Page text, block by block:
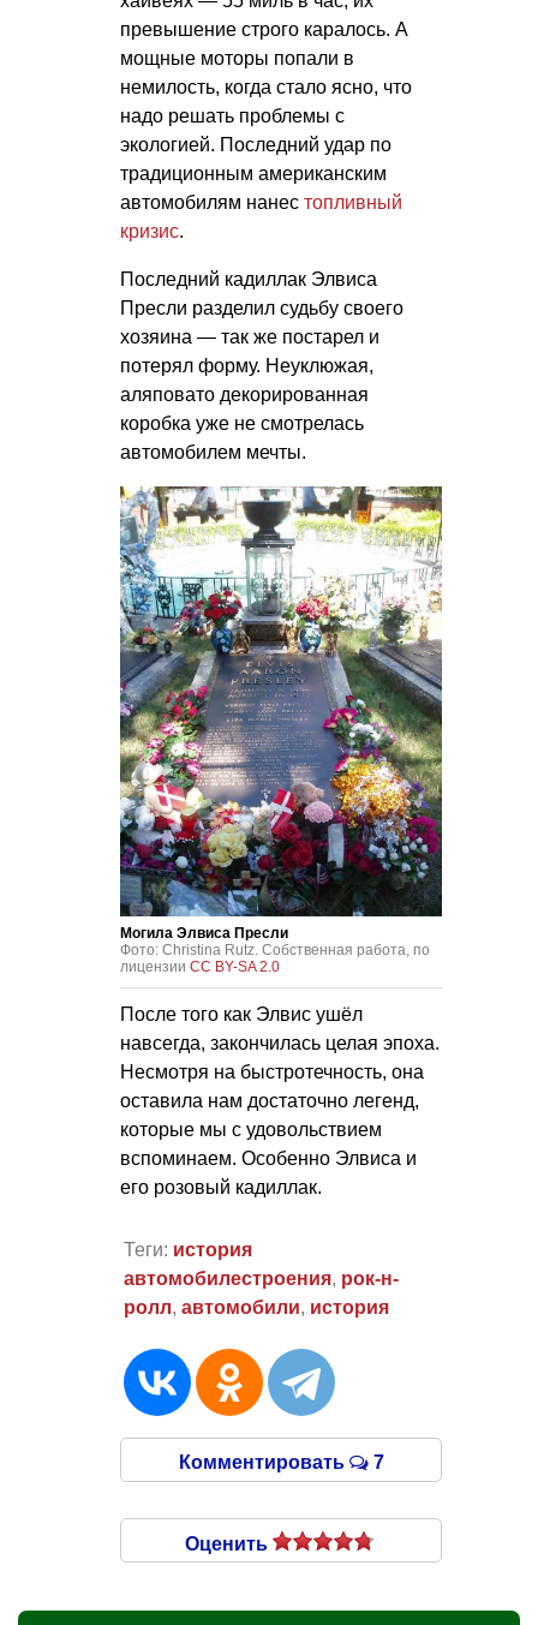
превышение строго каралось. А
мощные моторы попали в
немилость, когда стало ясно, что
надо решать проблемы с
экологией. Последний удар по
традиционным американским
автомобилям нанес топливный
кризис.
Последний кадиллак Элвиса
Пресли разделил судьбу своего
хозяина — так же постарел и
потерял форму. Неуклюжая,
аляповато декорированная
коробка уже не смотрелась
автомобилем мечты.
Могила Элвиса Пресли
Фото: Christina Rutz. Собственная работа, по
лицензии CC BY-SA 2.0
После того как Элвис ушёл
навсегда, закончилась целая эпоха.
Несмотря на быстротечность, она
оставила нам достаточно легенд,
которые мы с удовольствием
вспоминаем. Особенно Элвиса и
его розовый кадиллак.
Теги: история
автомобилестроения, рок-н-
ролл, автомобили, история
Комментировать 7
Оценить